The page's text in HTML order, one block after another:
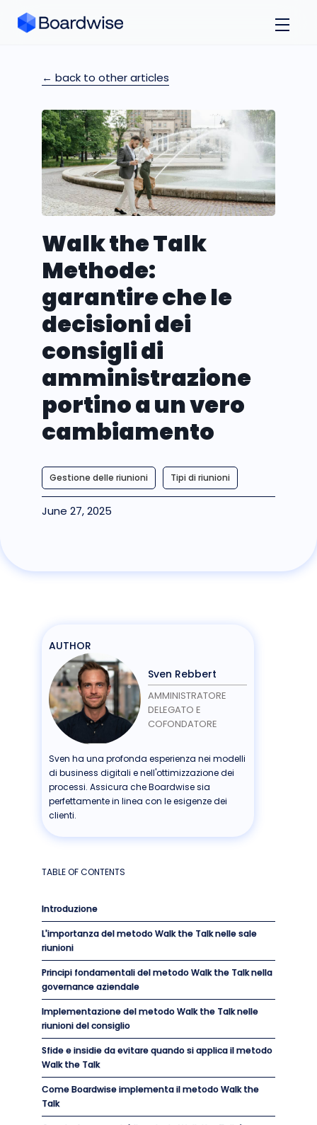
← back to other articles
Walk the Talk
Methode:
garantire che le
decisioni dei
consigli di
amministrazione
portino a un vero
cambiamento
Gestione delle riunioni Tipi di riunioni
June 27, 2025
AUTHOR
Sven Rebbert
AMMINISTRATORE
DELEGATO E
COFONDATORE
Sven ha una profonda esperienza nei modelli
di business digitali e nell'ottimizzazione dei
processi. Assicura che Boardwise sia
perfettamente in linea con le esigenze dei
clienti.
TABLE OF CONTENTS
Introduzione
L'importanza del metodo Walk the Talk nelle sale
riunioni
Principi fondamentali del metodo Walk the Talk nella
governance aziendale
Implementazione del metodo Walk the Talk nelle
riunioni del consiglio
Sfide e insidie da evitare quando si applica il metodo
Walk the Talk
Come Boardwise implementa il metodo Walk the
Talk